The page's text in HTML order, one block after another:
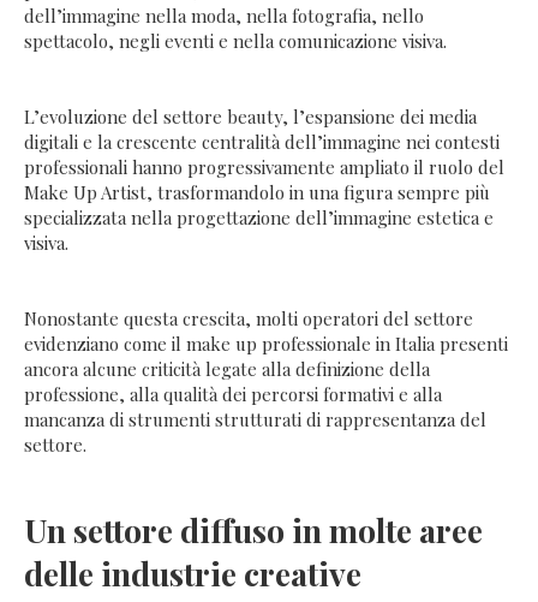
dell’immagine nella moda, nella fotografia, nello
spettacolo, negli eventi e nella comunicazione visiva.
L’evoluzione del settore beauty, l’espansione dei media
digitali e la crescente centralità dell’immagine nei contesti
professionali hanno progressivamente ampliato il ruolo del
Make Up Artist, trasformandolo in una figura sempre più
specializzata nella progettazione dell’immagine estetica e
visiva.
Nonostante questa crescita, molti operatori del settore
evidenziano come il make up professionale in Italia presenti
ancora alcune criticità legate alla definizione della
professione, alla qualità dei percorsi formativi e alla
mancanza di strumenti strutturati di rappresentanza del
settore.
Un settore diffuso in molte aree
delle industrie creative